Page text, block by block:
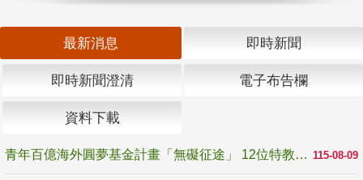
最新消息 即時新聞
即時新聞澄清 電子布告欄
資料下載
115-08-09
青年百億海外圓夢基金計畫「無礙征途」 12位特教與弱勢青年勇闖西班牙 跨越感官限制見證生命蛻變